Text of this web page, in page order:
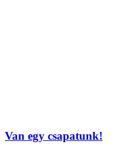
Van egy csapatunk!